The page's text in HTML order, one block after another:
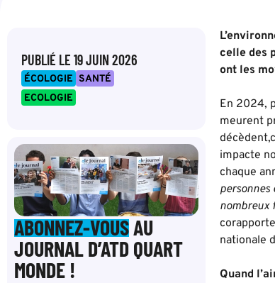
PUBLIÉ LE 19 JUIN 2026
ÉCOLOGIE SANTÉ
ECOLOGIE
ABONNEZ-VOUSAU
JOURNAL D’ATD QUART
MONDE !
celle des
ont les
En 2024,
meurent
impacte
chaque
personnes
nombreux
nationale
Quand